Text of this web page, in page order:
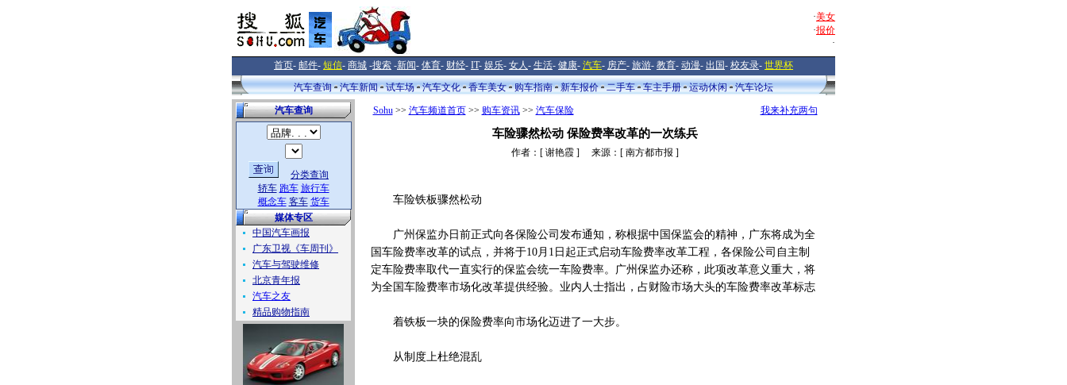
·美女
·报价
·
首页- 邮件- 短信- 商城 -搜索 -新闻- 体育- 财经- IT- 娱乐- 女人- 生活- 健康- 汽车- 房产- 旅游- 教育- 动漫- 出国- 校友录- 世界杯
汽车查询
汽车新闻 试车场 汽车文化 香车美女 购车指南 新车报价 二手车 车主手册 运动休闲 汽车论坛
汽车查询
分类查询
轿车 跑车 旅行车
概念车 客车 货车
媒体专区
中国汽车画报
广东卫视《车周刊》
汽车与驾驶维修
北京青年报
汽车之友
精品购物指南
Sohu>> 汽车频道首页>> 购车资讯>> 汽车保险 我来补充两句
车险骤然松动 保险费率改革的一次练兵
作者：[ 谢艳霞 ] 来源：[ 南方都市报 ]
车险铁板骤然松动
广州保监办日前正式向各保险公司发布通知，称根据中国保监会的精神，广东将成为全
国车险费率改革的试点，并将于10月1日起正式启动车险费率改革工程，各保险公司自主制
定车险费率取代一直实行的保监会统一车险费率。广州保监办还称，此项改革意义重大，将
为全国车险费率市场化改革提供经验。业内人士指出，占财险市场大头的车险费率改革标志
着铁板一块的保险费率向市场化迈进了一大步。
从制度上杜绝混乱